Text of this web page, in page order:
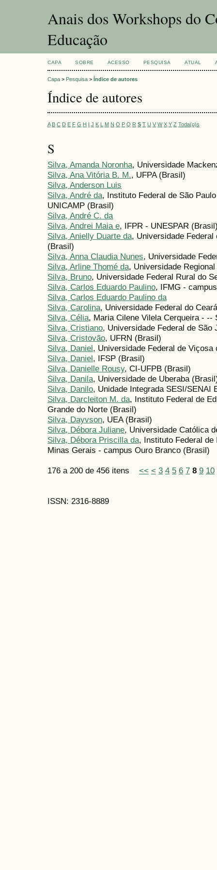
Anais dos Workshops do
Educação
CAPA SOBRE ACESSO PESQUISA ATUAL
Capa > Pesquisa > Índice de autores
Índice de autores
A B C D E F G H I J K L M N O P Q R S T U V W X Y Z Toda(o)s
S
Silva, Amanda Noronha, Universidade
Silva, Ana Vitória B. M., UFPA (Brasil)
Silva, Anderson Luis
Silva, André da, Instituto Federal de São
UNICAMP (Brasil)
Silva, André C. da
Silva, Andrei Maia e, IFPR - UNESPAR
Silva, Anielly Duarte da, Universidade Federal
(Brasil)
Silva, Anna Claudia Nunes, Universidade
Silva, Arline Thomé da, Universidade
Silva, Bruno, Universidade Federal Rural do
Silva, Carlos Eduardo Paulino, IFMG -
Silva, Carlos Eduardo Paulino da
Silva, Carolina, Universidade Federal do
Silva, Célia, Maria Cilene Vilela Cerqueira - --
Silva, Cristiano, Universidade Federal de
Silva, Cristovão, UFRN (Brasil)
Silva, Daniel, Universidade Federal de
Silva, Daniel, IFSP (Brasil)
Silva, Danielle Rousy, CI-UFPB (Brasil)
Silva, Danila, Universidade de Uberaba
Silva, Danilo, Unidade Integrada SESI/SENAI
Silva, Darcleiton M. da, Instituto Federal de
Grande do Norte (Brasil)
Silva, Dayvson, UEA (Brasil)
Silva, Débora Juliane, Universidade Católica
Silva, Débora Priscilla da, Instituto Federal de
Minas Gerais - campus Ouro Branco (Brasil)
176 a 200 de 456 itens << < 3 4 5 6 7 8 9 10
ISSN: 2316-8889